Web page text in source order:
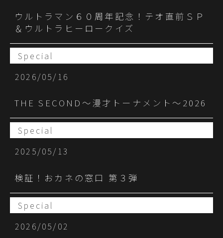
ウルトラマン６０周年記念！テオ直前ＳＰ
＆ウルトラヒーロークイズ
Special
2026/05/16
THE SECOND～漫才トーナメント～2026
Special
2025/05/13
検証！おカネの窓口 第３弾
Special
2026/05/02